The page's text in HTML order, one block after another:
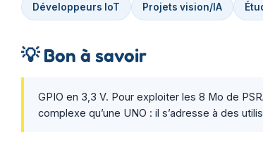
Développeurs IoT Projets vision/IA
💡Bon à savoir
GPIO en 3,3 V. Pour exploiter les 8 Mo de
complexe qu’une UNO : il s’adresse à des